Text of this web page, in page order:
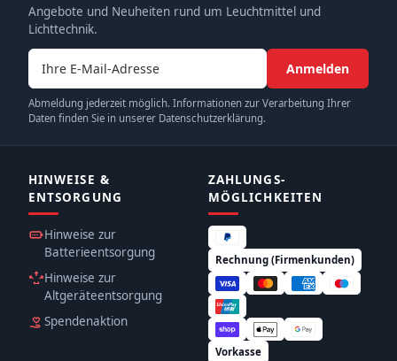
Angebote und Neuheiten rund um Leuchtmittel und
Lichttechnik.
E-Mail-Adresse
Anmelden
Abmeldung jederzeit möglich. Informationen zur Verarbeitung Ihrer
Daten finden Sie in unserer Datenschutzerklärung.
HINWEISE &
ENTSORGUNG
Hinweise zur
Batterieentsorgung
Hinweise zur
Altgeräteentsorgung
Spendenaktion
ZAHLUNGS­
MÖGLICHKEITEN
Rechnung (Firmenkunden)
Vorkasse